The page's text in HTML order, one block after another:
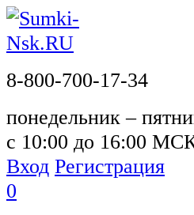
8-800-700-17-34
понедельник –
с 10:00 до 16:00
Вход Регистрация
0